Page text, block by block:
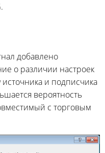
добавлено
о различии настроек
и подписчика
вероятность
с торговым